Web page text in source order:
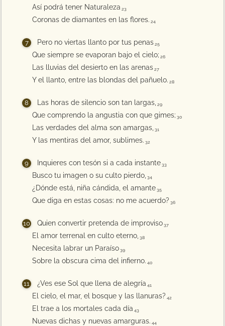
Así podrá tener Naturaleza 23
Coronas de diamantes en las flores. 24
Pero no viertas llanto por tus penas 25
Que siempre se evaporan bajo el cielo; 26
Las lluvias del desierto en las arenas 27
Y el llanto, entre las blondas del pañuelo. 28
Las horas de silencio son tan largas, 29
Que comprendo la angustia con que gimes; 30
Las verdades del alma son amargas, 31
Y las mentiras del amor, sublimes. 32
Inquieres con tesón si a cada instante 33
Busco tu imagen o su culto pierdo, 34
¿Dónde está, niña cándida, el amante 35
Que diga en estas cosas: no me acuerdo? 36
Quien convertir pretenda de improviso 37
El amor terrenal en culto eterno, 38
Necesita labrar un Paraíso 39
Sobre la obscura cima del infierno. 40
¿Ves ese Sol que llena de alegría 41
El cielo, el mar, el bosque y las llanuras? 42
El trae a los mortales cada día 43
Nuevas dichas y nuevas amarguras. 44